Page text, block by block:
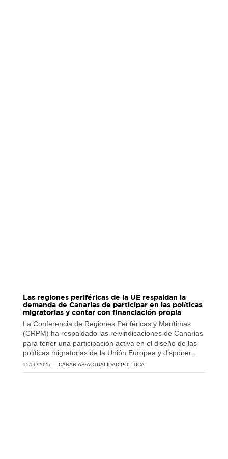
Las regiones periféricas de la UE respaldan la
demanda de Canarias de participar en las políticas
migratorias y contar con financiación propia
La Conferencia de Regiones Periféricas y Marítimas
(CRPM) ha respaldado las reivindicaciones de Canarias
para tener una participación activa en el diseño de las
políticas migratorias de la Unión Europea y disponer…
15/06/2026 CANARIAS·ACTUALIDAD·POLÍTICA